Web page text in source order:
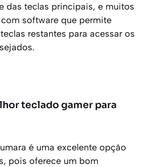
das teclas principais, e muitos
software que permite
restantes para acessar os
teclado gamer para
é uma excelente opção
pois oferece um bom